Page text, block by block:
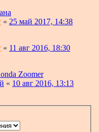
« 25 май 2017, 14:38
« 11 авг 2016, 18:30
Zoomer
« 10 авг 2016, 13:13